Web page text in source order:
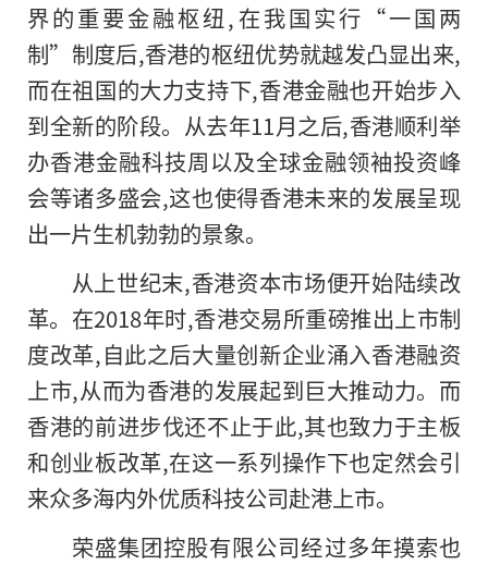
界的重要金融枢纽,在我国实行“一国两
制”制度后,香港的枢纽优势就越发凸显出来,
而在祖国的大力支持下,香港金融也开始步入
到全新的阶段。从去年11月之后,香港顺利举
办香港金融科技周以及全球金融领袖投资峰
会等诸多盛会,这也使得香港未来的发展呈现
出一片生机勃勃的景象。
从上世纪末,香港资本市场便开始陆续改
革。在2018年时,香港交易所重磅推出上市制
度改革,自此之后大量创新企业涌入香港融资
上市,从而为香港的发展起到巨大推动力。而
香港的前进步伐还不止于此,其也致力于主板
和创业板改革,在这一系列操作下也定然会引
来众多海内外优质科技公司赴港上市。
荣盛集团控股有限公司经过多年摸索也